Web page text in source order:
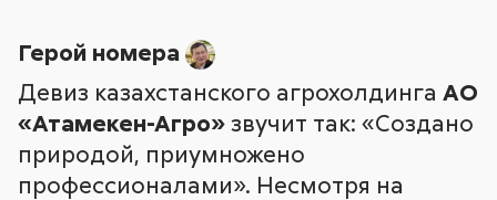
2026 2025
Герой номера
2026 2025
Герой номера
Девиз казахстанского агрохолдингаАО
«Атамекен-Агро»звучит так: «Создано
природой, приумножено
профессионалами». Несмотря на